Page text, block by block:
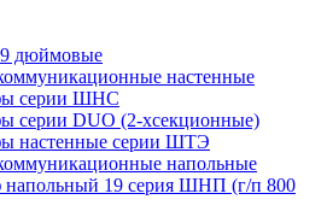
дюймовые
настенные
серии ШНС
серии DUO (2-хсекционные)
настенные серии ШТЭ
напольные
19 серия ШНП (г/п 800